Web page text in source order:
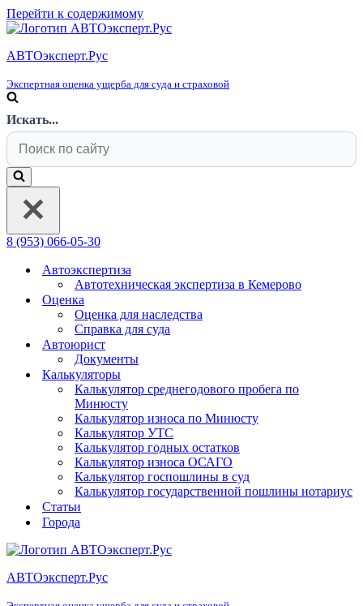
Перейти к содержимому
АВТОэксперт.Рус
Экспертная оценка ущерба для суда и страховой
Искать...
8 (953) 066-05-30
Автоэкспертиза
Автотехническая экспертиза в Кемерово
Оценка
Оценка для наследства
Справка для суда
Автоюрист
Документы
Калькуляторы
Калькулятор среднегодового пробега по
Минюсту
Калькулятор износа по Минюсту
Калькулятор УТС
Калькулятор годных остатков
Калькулятор износа ОСАГО
Калькулятор госпошлины в суд
Калькулятор государственной пошлины нотариус
Статьи
Города
АВТОэксперт.Рус